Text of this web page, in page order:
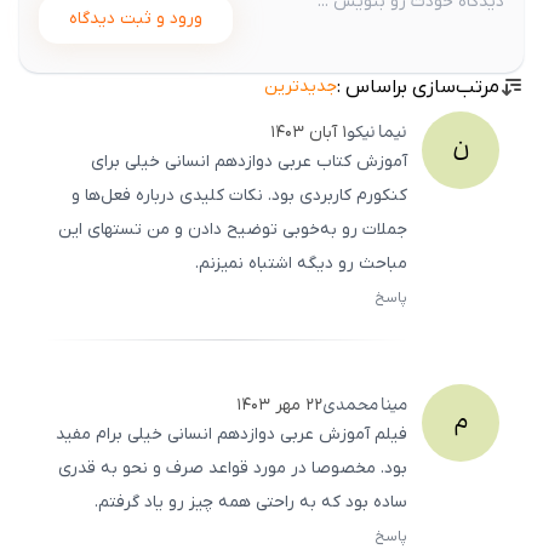
ورود و ثبت دیدگاه
مرتب‌سازی براساس :جدیدترین
ن نیمانیکو۱ آبان ۱۴۰۳
آموزش کتاب عربی دوازدهم انسانی خیلی برای
کنکورم کاربردی بود. نکات کلیدی درباره فعل‌ها و
جملات رو به‌خوبی توضیح دادن و من تستهای این
مباحث رو دیگه اشتباه نمیزنم.
پاسخ
م مینامحمدی۲۲ مهر ۱۴۰۳
فیلم آموزش عربی دوازدهم انسانی خیلی برام مفید
بود. مخصوصا در مورد قواعد صرف و نحو به قدری
ساده بود که به راحتی همه چیز رو یاد گرفتم.
پاسخ